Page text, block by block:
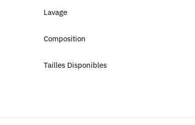
Lavage
Composition
Tailles Disponibles